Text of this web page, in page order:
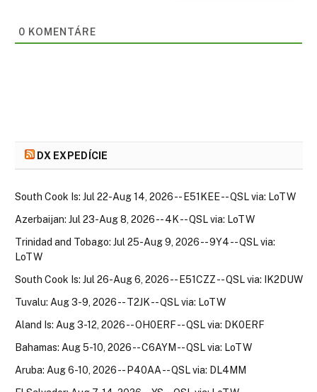
0 KOMENTÁRE
DX EXPEDÍCIE
South Cook Is: Jul 22-Aug 14, 2026 -- E51KEE -- QSL via: LoTW
Azerbaijan: Jul 23-Aug 8, 2026 -- 4K -- QSL via: LoTW
Trinidad and Tobago: Jul 25-Aug 9, 2026 -- 9Y4 -- QSL via:
LoTW
South Cook Is: Jul 26-Aug 6, 2026 -- E51CZZ -- QSL via: IK2DUW
Tuvalu: Aug 3-9, 2026 -- T2JK -- QSL via: LoTW
Aland Is: Aug 3-12, 2026 -- OH0ERF -- QSL via: DK0ERF
Bahamas: Aug 5-10, 2026 -- C6AYM -- QSL via: LoTW
Aruba: Aug 6-10, 2026 -- P40AA -- QSL via: DL4MM